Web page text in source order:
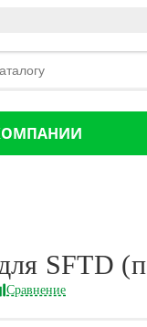
SFTD
Сравнение